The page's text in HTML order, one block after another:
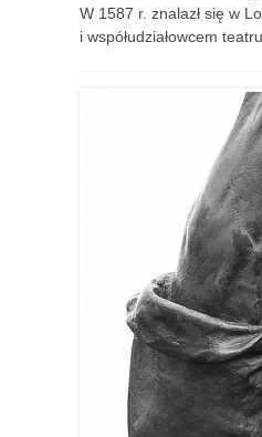
W 1587 r. znalazł się w
i współudziałowcem